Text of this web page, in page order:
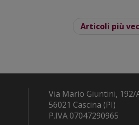
Articoli più
Via Mario Giuntini, 192/
56021 Cascina (PI)
P.IVA 07047290965